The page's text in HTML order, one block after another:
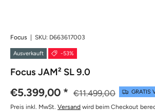
Focus | SKU: D663617003
Ausverkauft -53%
Focus JAM² SL 9.0
€5.399,00 * €11.499,00 GRATIS
Preis inkl. MwSt. Versand wird beim Checkout